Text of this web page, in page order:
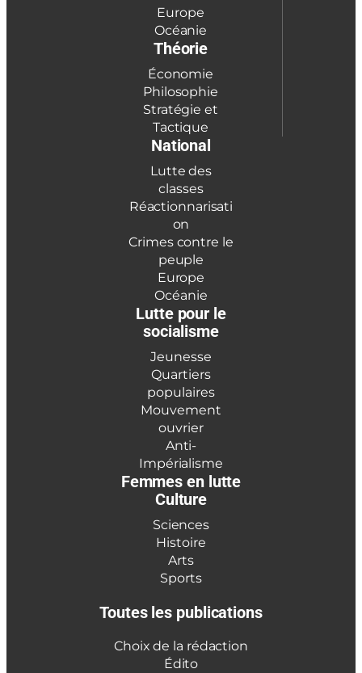
Europe
Océanie
Théorie
Économie
Philosophie
Stratégie et
Tactique
National
Lutte des
classes
Réactionnarisati
on
Crimes contre le
peuple
Europe
Océanie
Lutte pour le
socialisme
Jeunesse
Quartiers
populaires
Mouvement
ouvrier
Anti-
Impérialisme
Femmes en lutte
Culture
Sciences
Histoire
Arts
Sports
Toutes les publications
Choix de la rédaction
Édito